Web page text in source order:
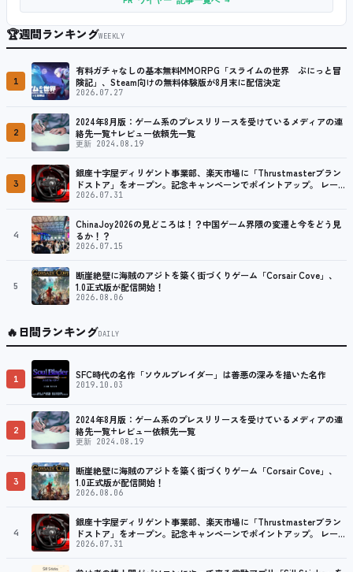
🏆週間ランキングWEEKLY
1
有料ガチャなしの基本無料MMORPG「スライムの世界 ぷにっと冒
険記」、Steam向けの無料体験版が8月末に配信決定
2026.07.27
2
2024年8月版：ゲーム系のプレスリリースを受けているメディアの連
絡先一覧+レビュー依頼先一覧
更新 2024.08.19
3
銀座十字屋ディリゲント事業部、楽天市場に「Thrustmasterブラン
ドストア」をオープン。記念キャンペーンでポイントアップ。 レーシ
ング／フライトシム向けコントローラーを中心に、幅広くラインナッ
2026.07.31
4
ChinaJoy2026の見どころは！？中国ゲーム界隈の変遷と今をどう見
るか！？
2026.07.15
5
断崖絶壁に海賊のアジトを築く街づくりゲーム「Corsair Cove」、
1.0正式版が配信開始！
2026.08.06
🔥日間ランキングDAILY
1 SFC時代の名作「ソウルブレイダー」は善悪の深みを描いた名作
2019.10.03
2
2024年8月版：ゲーム系のプレスリリースを受けているメディアの連
絡先一覧+レビュー依頼先一覧
更新 2024.08.19
3
断崖絶壁に海賊のアジトを築く街づくりゲーム「Corsair Cove」、
1.0正式版が配信開始！
2026.08.06
4
銀座十字屋ディリゲント事業部、楽天市場に「Thrustmasterブラン
ドストア」をオープン。記念キャンペーンでポイントアップ。 レーシ
ング／フライトシム向けコントローラーを中心に、幅広くラインナッ
2026.07.31